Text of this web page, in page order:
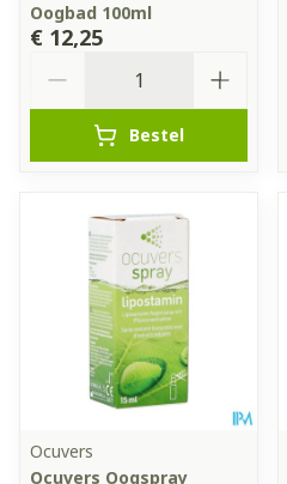
Oogbad 100ml
€ 12,25
Bestel
Ocuvers
Ocuvers Oogspray